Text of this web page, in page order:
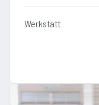
Werkstatt